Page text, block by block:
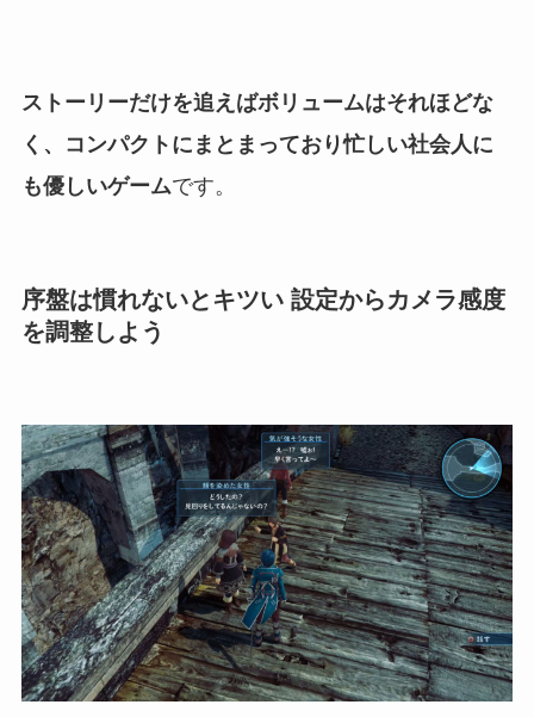
ストーリーだけを追えばボリュームはそれほどな
く、コンパクトにまとまっており忙しい社会人に
も優しいゲームです。
序盤は慣れないとキツい 設定からカメラ感度
を調整しよう